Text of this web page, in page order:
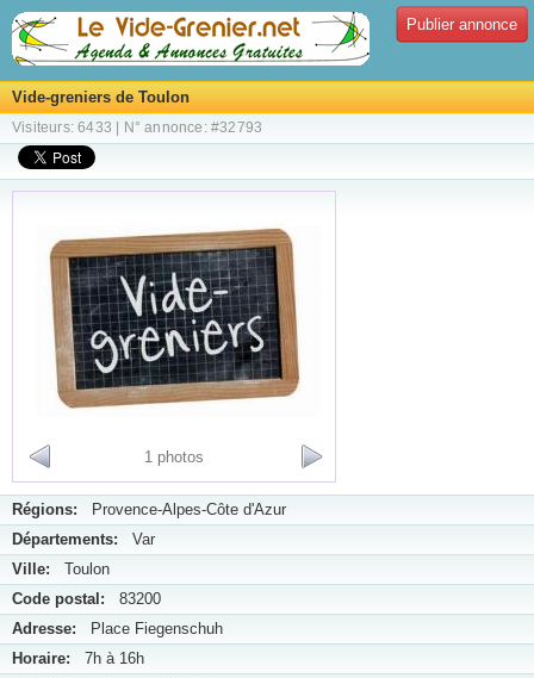
Publier annonce
Vide-greniers de Toulon
Visiteurs: 6433 | N° annonce: #32793
1 photos
Régions: Provence-Alpes-Côte d'Azur
Départements: Var
Ville: Toulon
Code postal: 83200
Adresse: Place Fiegenschuh
Horaire: 7h à 16h